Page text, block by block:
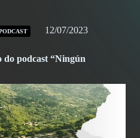
12/07/2023
podcast “Ningún